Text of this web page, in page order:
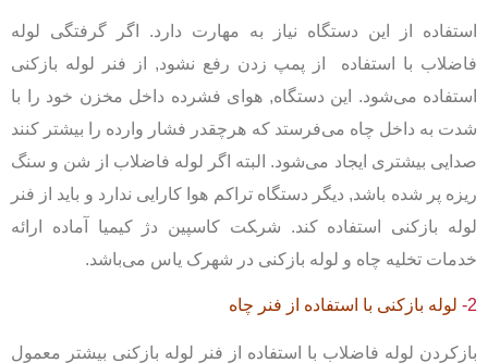
استفاده از این دستگاه نیاز به مهارت دارد. اگر گرفتگی لوله
فاضلاب با استفاده از پمپ زدن رفع نشود, از فنر لوله بازکنی
استفاده می‌شود. این دستگاه, هوای فشرده داخل مخزن خود را با
شدت به داخل چاه می‌فرستد که هرچقدر فشار وارده را بیشتر کنند
صدایی بیشتری ایجاد می‌شود. البته اگر لوله فاضلاب از شن و سنگ
ریزه پر شده باشد, دیگر دستگاه تراکم هوا کارایی ندارد و باید از فنر
لوله بازکنی استفاده کند. شر‍‍‍‍‍‍‍‍کت کاسپین دژ کیمیا آماده ارائه
خدمات تخلیه چاه و لوله بازکنی در شهرک یاس می‌باشد.
2- لوله بازکنی با استفاده از فنر چاه
بازکردن لوله فاضلاب با استفاده از فنر لوله بازکنی بیشتر معمول